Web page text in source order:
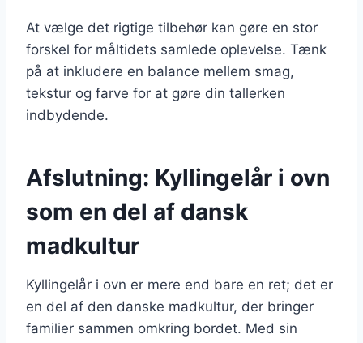
At vælge det rigtige tilbehør kan gøre en stor
forskel for måltidets samlede oplevelse. Tænk
på at inkludere en balance mellem smag,
tekstur og farve for at gøre din tallerken
indbydende.
Afslutning: Kyllingelår i ovn
som en del af dansk
madkultur
Kyllingelår i ovn er mere end bare en ret; det er
en del af den danske madkultur, der bringer
familier sammen omkring bordet. Med sin